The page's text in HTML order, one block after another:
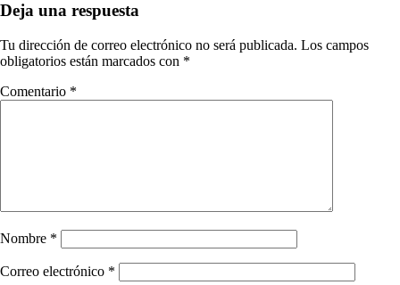
Deja una respuesta
Tu dirección de correo electrónico no será publicada. Los campos
obligatorios están marcados con *
Comentario *
Nombre *
Correo electrónico *